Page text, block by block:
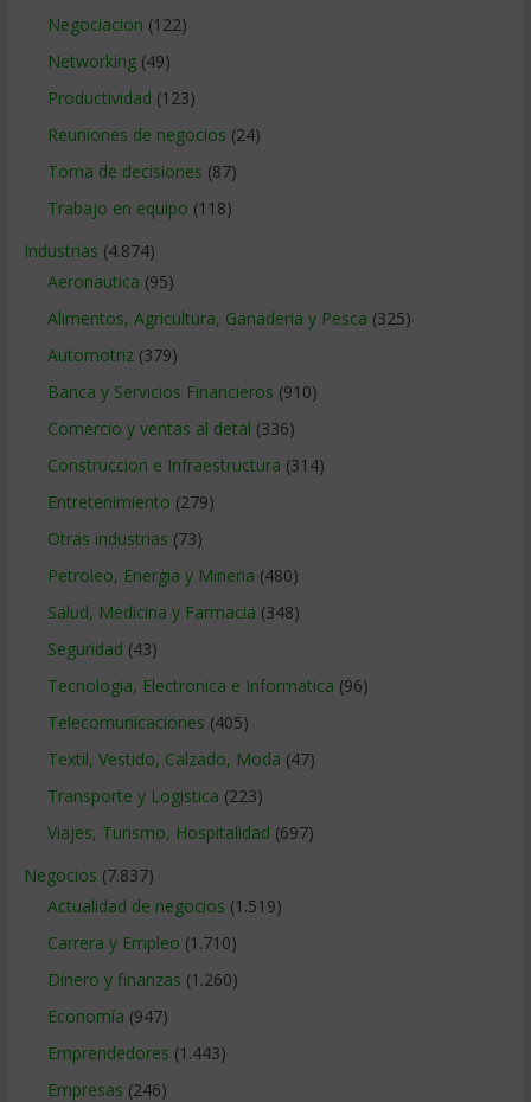
Negociacion (122)
Networking(49)
Productividad (123)
Reuniones de negocios (24)
Toma de decisiones (87)
Trabajo en equipo (118)
Industrias (4.874)
Aeronautica (95)
Alimentos, Agricultura, Ganaderia y Pesca (325)
Automotriz(379)
Banca y Servicios Financieros (910)
Comercio y ventas al detal (336)
Construccion e Infraestructura (314)
Entretenimiento (279)
Otras industrias (73)
Petroleo, Energia y Mineria (480)
Salud, Medicina y Farmacia (348)
Seguridad (43)
Tecnologia, Electronica e Informatica (96)
Telecomunicaciones (405)
Textil, Vestido, Calzado, Moda (47)
Transporte y Logistica (223)
Viajes, Turismo, Hospitalidad (697)
Negocios (7.837)
Actualidad de negocios (1.519)
Carrera y Empleo (1.710)
Dinero y finanzas (1.260)
Economía (947)
Emprendedores (1.443)
Empresas (246)